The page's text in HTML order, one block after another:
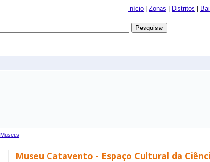
Início Zonas Distritos
Museus
Museu Catavento - Espaço Cultural da